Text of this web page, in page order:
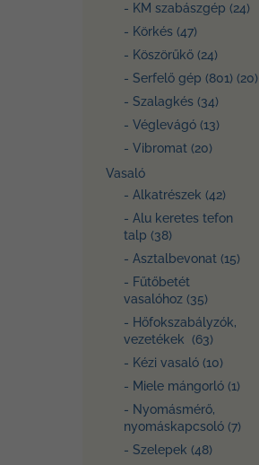
- KM szabászgép (24)
- Körkés (47)
- Köszörűkő (24)
- Serfelő gép (801) (20)
- Szalagkés (34)
- Véglevágó (13)
- Vibromat (20)
Vasaló
- Alkatrészek (42)
- Alu keretes tefon
talp (38)
- Asztalbevonat (15)
- Fűtőbetét
vasalóhoz (35)
- Hőfokszabályzók,
vezetékek (63)
- Kézi vasaló (10)
- Miele mángorló (1)
- Nyomásmérő,
nyomáskapcsoló (7)
- Szelepek (48)